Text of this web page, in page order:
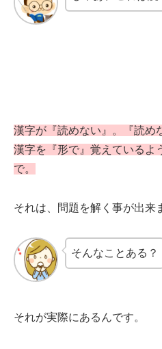
漢字が『読めない』。『読め
漢字を『形で』覚えているよ
で。
それは、問題を解く事が出来
そんなことある？
それが実際にあるんです。